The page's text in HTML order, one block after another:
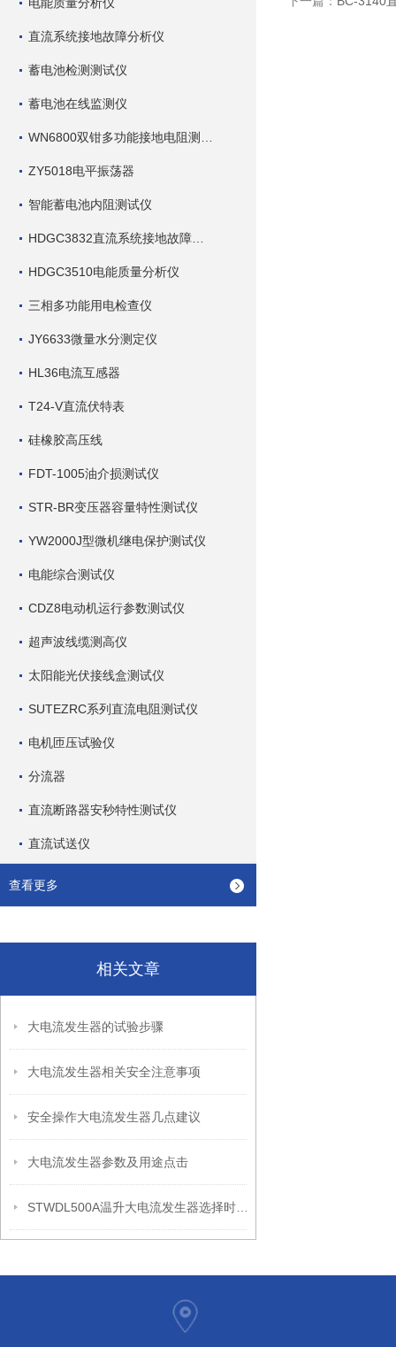
直流系统接地故障分析仪
蓄电池检测测试仪
蓄电池在线监测仪
ZY5018电平振荡器
智能蓄电池内阻测试仪
HDGC3510电能质量分析仪
三相多功能用电检查仪
JY6633微量水分测定仪
HL36电流互感器
T24-V直流伏特表
硅橡胶高压线
FDT-1005油介损测试仪
STR-BR变压器容量特性测试仪
YW2000J型微机继电保护测试仪
电能综合测试仪
CDZ8电动机运行参数测试仪
超声波线缆测高仪
太阳能光伏接线盒测试仪
SUTEZRC系列直流电阻测试仪
电机匝压试验仪
分流器
直流断路器安秒特性测试仪
直流试送仪
查看更多
相关文章
大电流发生器的试验步骤
大电流发生器相关安全注意事项
安全操作大电流发生器几点建议
大电流发生器参数及用途点击